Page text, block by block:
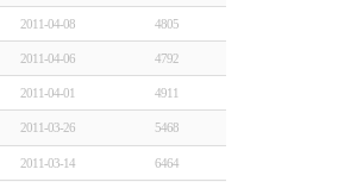
2011-04-08 4805
2011-04-06 4792
2011-04-01 4911
2011-03-26 5468
2011-03-14 6464